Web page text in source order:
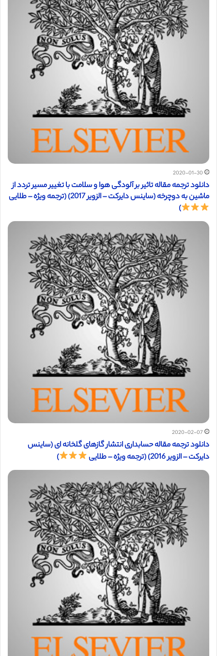
2020-01-30
دانلود ترجمه مقاله تاثیر بر آلودگی هوا و سلامت با تغییر مسیر تردد از
ماشین به دوچرخه (ساینس دایرکت – الزویر 2017) (ترجمه ویژه – طلایی
)
2020-02-07
دانلود ترجمه مقاله حسابداری انتشار گازهای گلخانه ای (ساینس
دایرکت – الزویر 2016) (ترجمه ویژه – طلایی
)